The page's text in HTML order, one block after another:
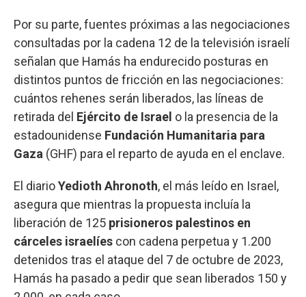
Por su parte, fuentes próximas a las negociaciones
consultadas por la cadena 12 de la televisión israelí
señalan que Hamás ha endurecido posturas en
distintos puntos de fricción en las negociaciones:
cuántos rehenes serán liberados, las líneas de
retirada del Ejército de Israel o la presencia de la
estadounidense Fundación Humanitaria para
Gaza (GHF) para el reparto de ayuda en el enclave.
El diarioYedioth Ahronoth, el más leído en Israel,
asegura que mientras la propuesta incluía la
liberación de 125 prisioneros palestinos en
cárceles israelíes con cadena perpetua y 1.200
detenidos tras el ataque del 7 de octubre de 2023,
Hamás ha pasado a pedir que sean liberados 150 y